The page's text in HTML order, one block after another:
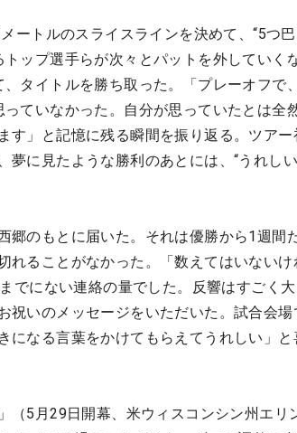
ートルのスライスラインを決めて、“5つ
ップ選手らが次々とパットを外していく
タイトルを勝ち取った。「プレーオフで
ていなかった。自分が思っていたとは全
す」と記憶に残る瞬間を振り返る。ツアー
夢に見たような勝利のあとには、“うれし
郷のもとに届いた。それは優勝から1週間
れることがなかった。「数えてはいないけ
でにない連絡の量でした。反響はすごく
祝いのメッセージをいただいた。試合会場
になる言葉をかけてもらえてうれしい」と
（5月29日開幕、米ウィスコンシン州エリ